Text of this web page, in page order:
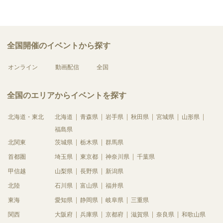
全国開催のイベントから探す
オンライン 動画配信 全国
全国のエリアからイベントを探す
北海道・東北 北海道 青森県 岩手県 秋田県 宮城県
山形県
福島県
北関東
茨城県 栃木県 群馬県
首都圏 埼玉県 東京都 神奈川県 千葉県
甲信越 山梨県 長野県 新潟県
北陸 石川県 富山県 福井県
東海 愛知県 静岡県 岐阜県 三重県
関西 大阪府 兵庫県 京都府 滋賀県 奈良県 和歌山県